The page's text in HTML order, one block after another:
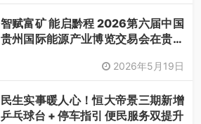
智赋富矿 能启黔程 2026第六届中国
贵州国际能源产业博览交易会在贵阳
2026年5月19日
民生实事暖人心！恒大帝景三期新增
乒乓球台 + 停车指引 便民服务双提升